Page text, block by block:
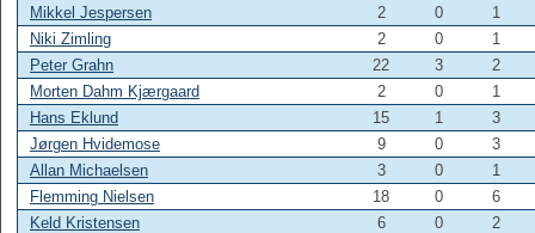
Mikkel Jespersen
2 0
1
Niki Zimling
2 0
1
Peter Grahn
22 3
2
Morten Dahm Kjærgaard
2 0
1
Hans Eklund
15 1
3
Jørgen Hvidemose
9 0
3
Allan Michaelsen
3 0
1
Flemming Nielsen
18 0
6
Keld Kristensen
6 0
2